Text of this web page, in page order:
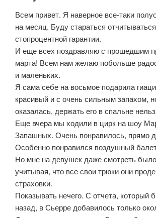
Всем привет. Я наверное все-таки
на месяц. Буду стараться
стопроцентной гарантии.
И еще всех поздравляю с прошедшим
марта! Всем нам желаю побольше
и маленьких.
Я сама себе на восьмое подарила
красивый и с очень сильным запахом,
оказалась, держать его в спальне
Еще вчера мы ходили в цирк на шоу
Запашных. Очень понравилось, прямо
Особенно понравился воздушный
Но мне на девушек даже смотреть
учитывая, что все свои трюки они
страховки.
Показывать нечего. С отчета, который
назад, в Сьерре добавилось только